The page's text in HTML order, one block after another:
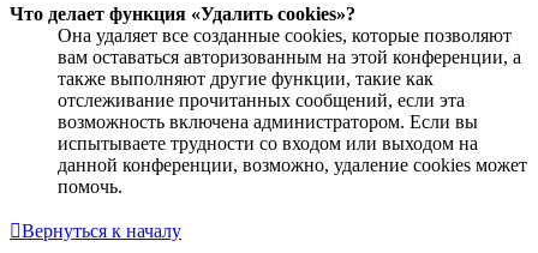
Что делает функция «Удалить cookies»?
Она удаляет все созданные cookies, которые позволяют
вам оставаться авторизованным на этой конференции, а
также выполняют другие функции, такие как
отслеживание прочитанных сообщений, если эта
возможность включена администратором. Если вы
испытываете трудности со входом или выходом на
данной конференции, возможно, удаление cookies может
помочь.
Вернуться к началу